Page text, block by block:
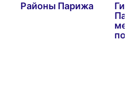
Районы Парижа
Гид